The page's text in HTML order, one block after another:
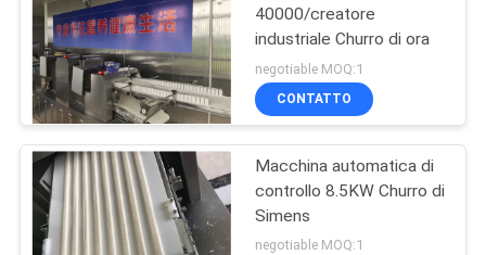
Macchina
automatica di
Churro
40000/creatore
industriale Churro di ora
negotiable MOQ:1
CONTATTO
Macchina automatica di
controllo 8.5KW Churro di
Simens
negotiable MOQ:1